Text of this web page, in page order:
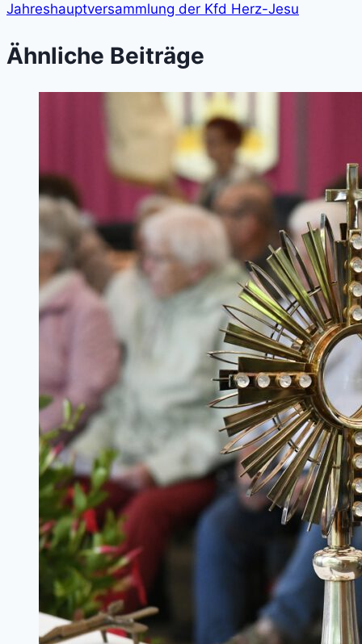
Jahreshauptversammlung der Kfd Herz-Jesu
Ähnliche Beiträge